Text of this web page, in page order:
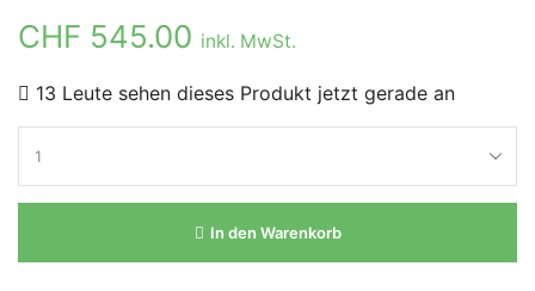
CHF 545.00 inkl. MwSt.
13 Leute sehen dieses Produkt jetzt gerade an
In den Warenkorb